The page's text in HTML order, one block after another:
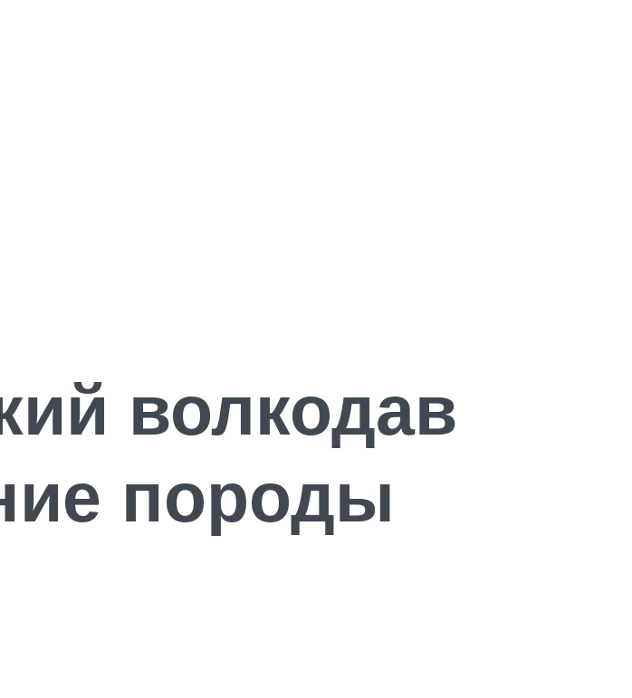
волкодав
породы